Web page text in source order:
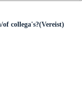
collega's?(Vereist)